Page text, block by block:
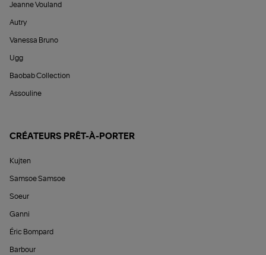
Jeanne Vouland
Autry
Vanessa Bruno
Ugg
Baobab Collection
Assouline
CRÉATEURS PRÊT-À-PORTER
Kujten
Samsoe Samsoe
Soeur
Ganni
Éric Bompard
Barbour